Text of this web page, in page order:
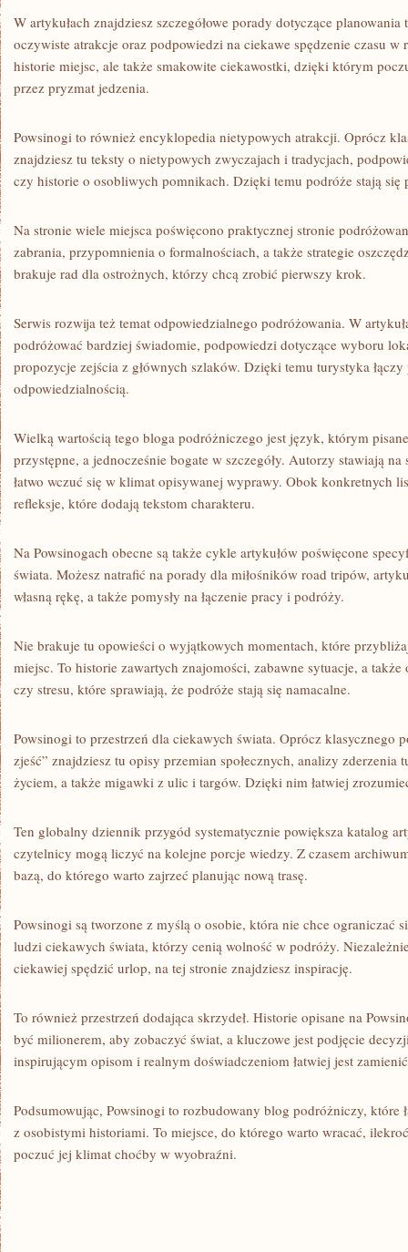
W artykułach znajdziesz szczegółowe porady dotyczące
oczywiste atrakcje oraz podpowiedzi na ciekawe spędzenie czasu w
historie miejsc, ale także smakowite ciekawostki, dzięki którym
przez pryzmat jedzenia.
Powsinogi to również encyklopedia nietypowych atrakcji. Oprócz
znajdziesz tu teksty o nietypowych zwyczajach i tradycjach,
czy historie o osobliwych pomnikach. Dzięki temu podróże stają się
Na stronie wiele miejsca poświęcono praktycznej stronie
zabrania, przypomnienia o formalnościach, a także strategie
brakuje rad dla ostrożnych, którzy chcą zrobić pierwszy krok.
Serwis rozwija też temat odpowiedzialnego podróżowania. W
podróżować bardziej świadomie, podpowiedzi dotyczące wyboru
propozycje zejścia z głównych szlaków. Dzięki temu turystyka
odpowiedzialnością.
Wielką wartością tego bloga podróżniczego jest język, którym
przystępne, a jednocześnie bogate w szczegóły. Autorzy stawiają
łatwo wczuć się w klimat opisywanej wyprawy. Obok konkretnych
refleksje, które dodają tekstom charakteru.
Na Powsinogach obecne są także cykle artykułów poświęcone
świata. Możesz natrafić na porady dla miłośników road tripów,
własną rękę, a także pomysły na łączenie pracy i podróży.
Nie brakuje tu opowieści o wyjątkowych momentach, które
miejsc. To historie zawartych znajomości, zabawne sytuacje, a
czy stresu, które sprawiają, że podróże stają się namacalne.
Powsinogi to przestrzeń dla ciekawych świata. Oprócz klasycznego
zjeść” znajdziesz tu opisy przemian społecznych, analizy
życiem, a także migawki z ulic i targów. Dzięki nim łatwiej
Ten globalny dziennik przygód systematycznie powiększa katalog
czytelnicy mogą liczyć na kolejne porcje wiedzy. Z czasem
bazą, do którego warto zajrzeć planując nową trasę.
Powsinogi są tworzone z myślą o osobie, która nie chce ograniczać
ludzi ciekawych świata, którzy cenią wolność w podróży.
ciekawiej spędzić urlop, na tej stronie znajdziesz inspirację.
To również przestrzeń dodająca skrzydeł. Historie opisane na
być milionerem, aby zobaczyć świat, a kluczowe jest podjęcie
inspirującym opisom i realnym doświadczeniom łatwiej jest
Podsumowując, Powsinogi to rozbudowany blog podróżniczy, które
z osobistymi historiami. To miejsce, do którego warto wracać,
poczuć jej klimat choćby w wyobraźni.